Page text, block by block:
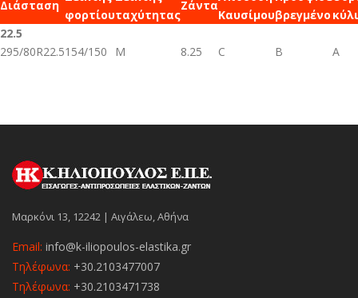
Διάσταση
φορτίουταχύτητας
Ζάντα
Καυσίμουβρεγμένο
22.5
295/80R22.5154/150 M 8.25 C B A
Μαρκόνι 13, 12242 | Αιγάλεω, Αθήνα
Email: info@k-iliopoulos-elastika.gr
Τηλέφωνα: +30.2103477007
Τηλέφωνα: +30.2103471738